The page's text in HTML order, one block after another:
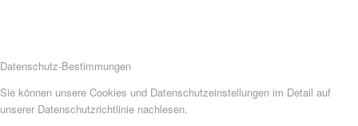
Datenschutz-Bestimmungen
Sie können unsere Cookies und Datenschutzeinstellungen im Detail auf
unserer Datenschutzrichtlinie nachlesen.